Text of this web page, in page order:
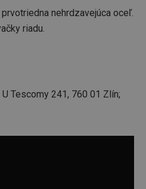
nehrdzavejúca oceľ.
riadu.
U Tescomy 241, 760 01 Zlín;